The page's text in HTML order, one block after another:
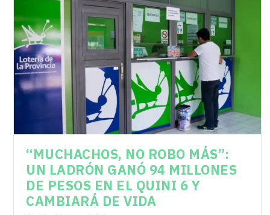
“MUCHACHOS, NO ROBO MÁS”:
UN LADRÓN GANÓ 94 MILLONES
DE PESOS EN EL QUINI 6 Y
CAMBIARÁ DE VIDA